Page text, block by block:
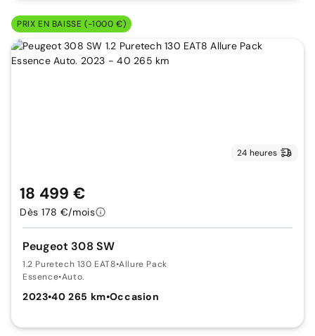
PRIX EN BAISSE (-1000 €)
24 heures
Peugeot 308 SW
1.2 Puretech 130 EAT8•Allure Pack
Essence•Auto.
2023•40 265 km•Occasion
18 499 €
Dès 178 €/mois